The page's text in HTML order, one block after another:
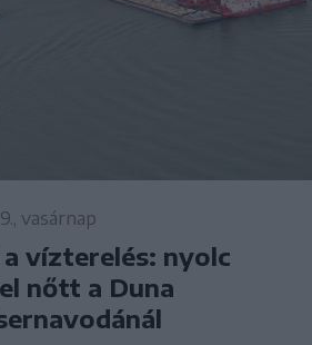
vasárnap
vízterelés: nyolc
nőtt a Duna